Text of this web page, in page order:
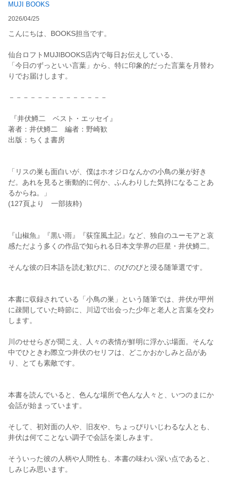
MUJI BOOKS
2026/04/25
こんにちは、BOOKS担当です。
仙台ロフトMUJIBOOKS店内で毎日お伝えしている、
「今日のずっといい言葉」から、特に印象的だった言葉を月替わ
りでお届けします。
－－－－－－－－－－－－－－
『井伏鱒二 ベスト・エッセイ』
著者：井伏鱒二 編者：野崎歓
出版：ちくま書房
「リスの巣も面白いが、僕はホオジロなんかの小鳥の巣が好き
だ。あれを見ると衝動的に何か、ふんわりした気持になることあ
るからね。」
(127頁より 一部抜粋)
『山椒魚』『黒い雨』『荻窪風土記』など、独自のユーモアと哀
感ただよう多くの作品で知られる日本文学界の巨星・井伏鱒二。
そんな彼の日本語を読む歓びに、のびのびと浸る随筆選です。
本書に収録されている「小鳥の巣」という随筆では、井伏が甲州
に疎開していた時節に、川辺で出会った少年と老人と言葉を交わ
します。
川のせせらぎが聞こえ、人々の表情が鮮明に浮かぶ場面。そんな
中でひときわ際立つ井伏のセリフは、どこかおかしみと品があ
り、とても素敵です。
本書を読んでいると、色んな場所で色んな人々と、いつのまにか
会話が始まっています。
そして、初対面の人や、旧友や、ちょっぴりいじわるな人とも、
井伏は何てことない調子で会話を楽しみます。
そういった彼の人柄や人間性も、本書の味わい深い点であると、
しみじみ思います。